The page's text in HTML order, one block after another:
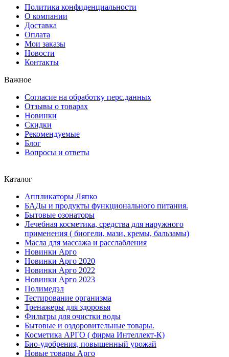
Политика конфиденциальности
О компании
Доставка
Оплата
Мои заказы
Новости
Контакты
Важное
Согласие на обработку перс.данных
Отзывы о товарах
Новинки
Скидки
Рекомендуемые
Блог
Вопросы и ответы
Каталог
Аппликаторы Ляпко
БАДы и продукты функционального питания.
Бытовые озонаторы
Лечебная косметика, средства для наружного
применения ( биогели, мази, кремы, бальзамы)
Масла для массажа и расслабления
Новинки Арго
Новинки Арго 2020
Новинки Арго 2022
Новинки Арго 2023
Полимедэл
Тестирование организма
Тренажеры для здоровья
Фильтры для очистки воды
Бытовые и оздоровительные товары.
Косметика АРГО ( фирма Интеллект-К)
Био-удобрения, повышенный урожай
Новые товары Арго